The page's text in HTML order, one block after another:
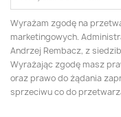
Wyrażam zgodę na
marketingowych.
Andrzej Rembacz, z
Wyrażając zgodę masz
oraz prawo do żądania
sprzeciwu co do